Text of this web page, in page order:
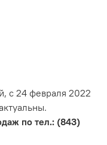
с 24 февраля 2022
по тел.: (843)